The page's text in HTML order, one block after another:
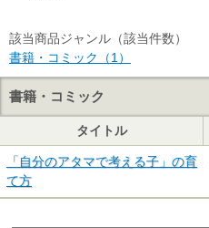
該当商品ジャンル（該当件数）
書籍・コミック（1）
書籍・コミック
タイトル
「自分のアタマで考える子」の育
て方